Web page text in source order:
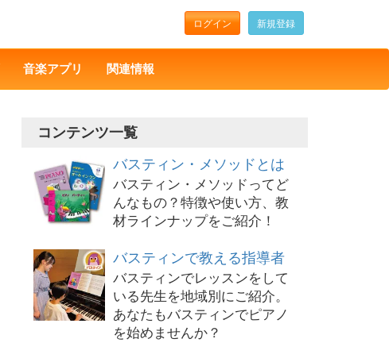
ログイン 新規登録
音楽アプリ 関連情報
コンテンツ一覧
バスティン・メソッドとは
バスティン・メソッドってど
んなもの？特徴や使い方、教
材ラインナップをご紹介！
バスティンで教える指導者
バスティンでレッスンをして
いる先生を地域別にご紹介。
あなたもバスティンでピアノ
を始めませんか？